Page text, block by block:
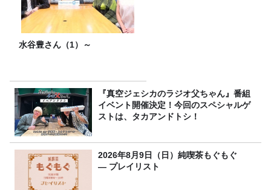
水谷豊さん（1）～
『真空ジェシカのラジオ父ちゃん』番組
イベント開催決定！今回のスペシャルゲ
ストは、タカアンドトシ！
2026年8月9日（日）純喫茶もぐもぐ
― プレイリスト